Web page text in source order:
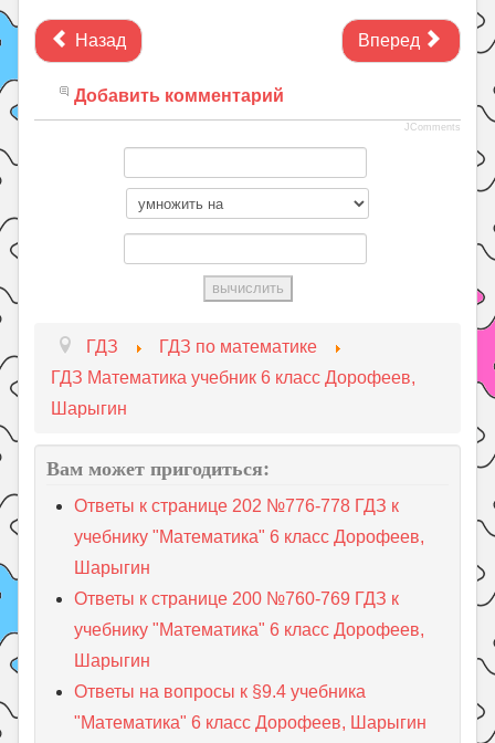
Назад Вперед
Добавить комментарий
JComments
ГДЗ
ГДЗ по математике
ГДЗ Математика учебник 6 класс Дорофеев,
Шарыгин
Вам может пригодиться:
Ответы к странице 202 №776-778 ГДЗ к
учебнику "Математика" 6 класс Дорофеев,
Шарыгин
Ответы к странице 200 №760-769 ГДЗ к
учебнику "Математика" 6 класс Дорофеев,
Шарыгин
Ответы на вопросы к §9.4 учебника
"Математика" 6 класс Дорофеев, Шарыгин